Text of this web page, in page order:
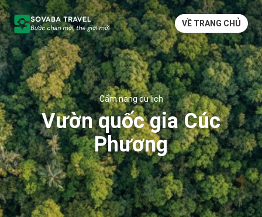
VỀ TRANG CHỦ
Cẩm nang du lịch
Vườn quốc gia Cúc
Phương